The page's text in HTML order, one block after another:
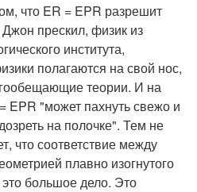
что ER = EPR разрешит
прескил, физик из
института,
полагаются на свой нос,
теории. И на
EPR "может пахнуть свежо и
на полочке". Тем не
что соответствие между
плавно изогнутого
большое дело. Это